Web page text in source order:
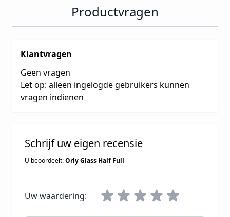
Productvragen
Klantvragen
Geen vragen
Let op: alleen ingelogde gebruikers kunnen
vragen indienen
Schrijf uw eigen recensie
U beoordeelt:Orly Glass Half Full
Uw waardering: